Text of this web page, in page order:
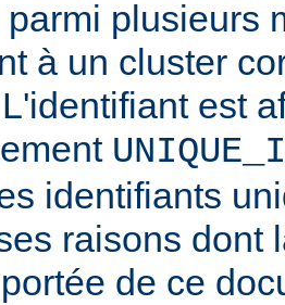
plusieurs
à un cluster
est
identifiants
raisons dont
de ce